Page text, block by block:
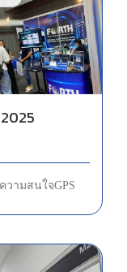
ามสนใจ GPS